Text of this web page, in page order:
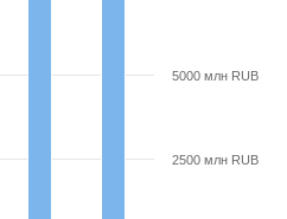
2500 млн RUB
5000 млн RUB